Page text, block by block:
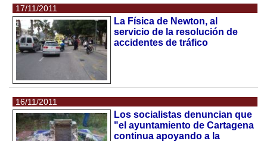
17/11/2011
La Física de Newton, al
servicio de la resolución de
accidentes de tráfico
16/11/2011
Los socialistas denuncian que
"el ayuntamiento de Cartagena
continua apoyando a la